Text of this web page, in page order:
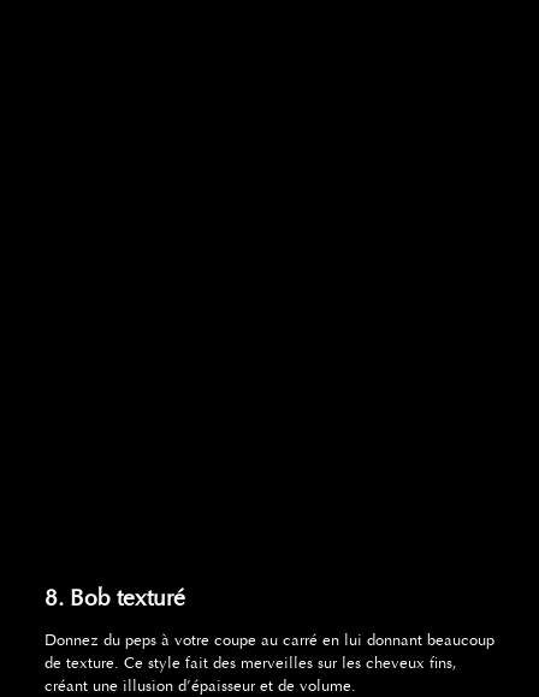
8. Bob texturé
Donnez du peps à votre coupe au carré en lui donnant beaucoup
de texture. Ce style fait des merveilles sur les cheveux fins,
créant une illusion d’épaisseur et de volume.